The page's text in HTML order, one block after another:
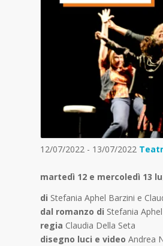
12/07/2022 - 13/07/2022
martedì 12 e mercoledì 13
di Stefania Aphel Barzini e
dal romanzo di Stefania
regia Claudia Della Seta
disegno luci e video Andrea